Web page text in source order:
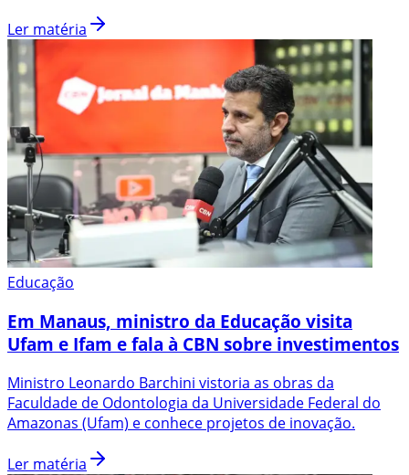
Ler matéria
Educação
Em Manaus, ministro da Educação visita
Ufam e Ifam e fala à CBN sobre investimentos
Ministro Leonardo Barchini vistoria as obras da
Faculdade de Odontologia da Universidade Federal do
Amazonas (Ufam) e conhece projetos de inovação.
Ler matéria